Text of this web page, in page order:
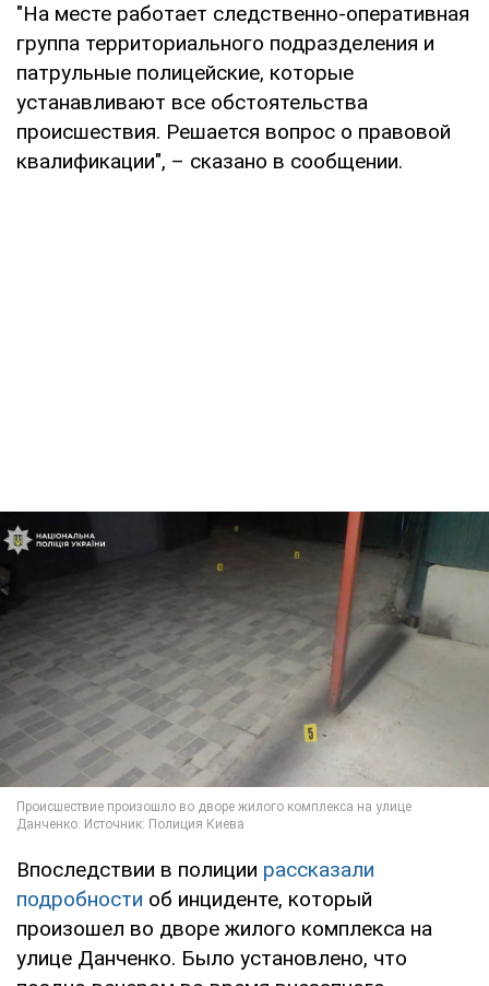
"На месте работает следственно-оперативная
группа территориального подразделения и
патрульные полицейские, которые
устанавливают все обстоятельства
происшествия. Решается вопрос о правовой
квалификации", – сказано в сообщении.
Впоследствии в полиции рассказали
подробности об инциденте, который
произошел во дворе жилого комплекса на
улице Данченко. Было установлено, что